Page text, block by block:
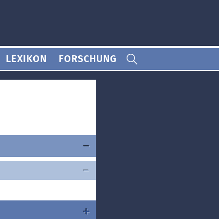
LEXIKON FORSCHUNG